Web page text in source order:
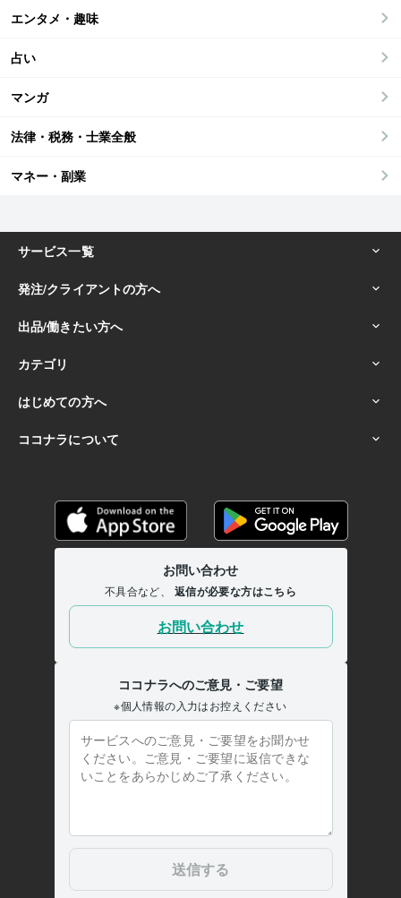
エンタメ・趣味
占い
マンガ
法律・税務・士業全般
マネー・副業